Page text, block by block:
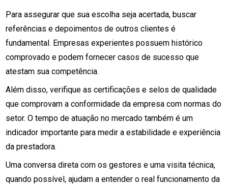
Para assegurar que sua escolha seja acertada, buscar
referências e depoimentos de outros clientes é
fundamental. Empresas experientes possuem histórico
comprovado e podem fornecer casos de sucesso que
atestam sua competência.
Além disso, verifique as certificações e selos de qualidade
que comprovam a conformidade da empresa com normas do
setor. O tempo de atuação no mercado também é um
indicador importante para medir a estabilidade e experiência
da prestadora.
Uma conversa direta com os gestores e uma visita técnica,
quando possível, ajudam a entender o real funcionamento da